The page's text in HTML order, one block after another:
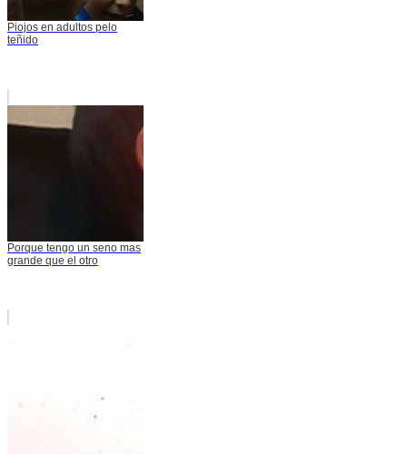
Piojos en adultos pelo
teñido
Porque tengo un seno mas
grande que el otro